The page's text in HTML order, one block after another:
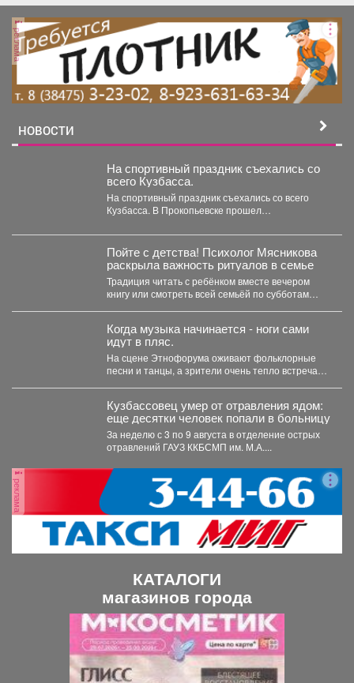
реклама
НОВОСТИ
На спортивный праздник съехались со
всего Кузбасса.
На спортивный праздник съехались со всего
Кузбасса. В Прокопьевске прошел
Пойте с детства! Психолог Мясникова
раскрыла важность ритуалов в семье
Традиция читать с ребёнком вместе вечером
книгу или смотреть всей семьёй по субботам
Когда музыка начинается - ноги сами
идут в пляс.
На сцене Этнофорума оживают фольклорные
песни и танцы, а зрители очень тепло встречают
Кузбассовец умер от отравления ядом:
еще десятки человек попали в больницу
За неделю с 3 по 9 августа в отделение острых
отравлений ГАУЗ ККБСМП им. М.А....
реклама
КАТАЛОГИ
магазинов города